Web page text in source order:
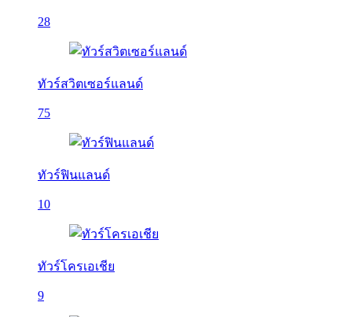
28
ทัวร์สวิตเซอร์แลนด์
75
ทัวร์ฟินแลนด์
10
ทัวร์โครเอเชีย
9